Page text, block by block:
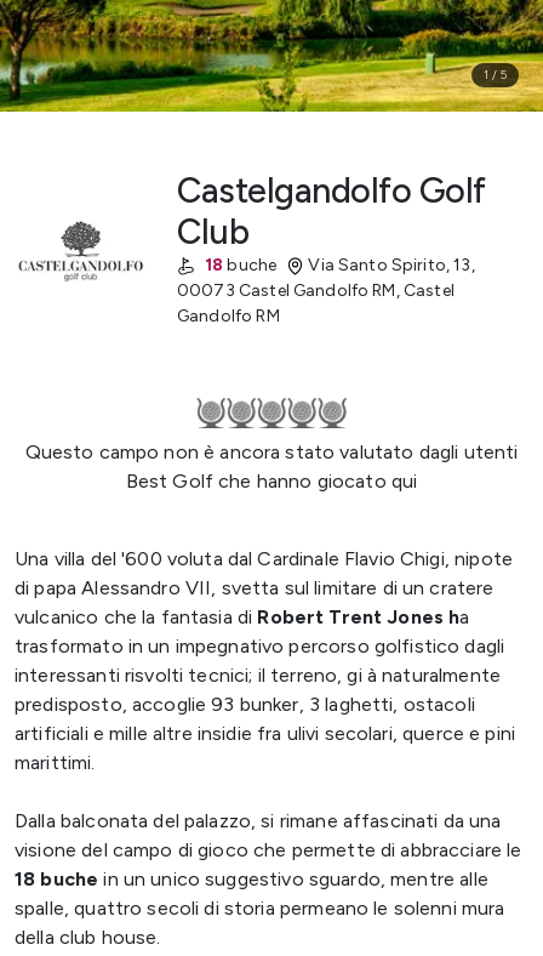
1 / 5
Castelgandolfo Golf
Club
18 buche
Via Santo Spirito, 13,
00073 Castel Gandolfo RM, Castel
Gandolfo RM
Questo campo non è ancora stato valutato dagli utenti
Best Golf che hanno giocato qui
Una villa del '600 voluta dal Cardinale Flavio Chigi, nipote
di papa Alessandro VII, svetta sul limitare di un cratere
vulcanico che la fantasia di Robert Trent Jones ha
trasformato in un impegnativo percorso golfistico dagli
interessanti risvolti tecnici; il terreno, gi à naturalmente
predisposto, accoglie 93 bunker, 3 laghetti, ostacoli
artificiali e mille altre insidie fra ulivi secolari, querce e pini
marittimi.
Dalla balconata del palazzo, si rimane affascinati da una
visione del campo di gioco che permette di abbracciare le
18 buche in un unico suggestivo sguardo, mentre alle
spalle, quattro secoli di storia permeano le solenni mura
della club house.